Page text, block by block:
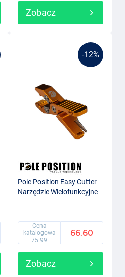
Zobacz
-12%
Pole Position Easy Cutter
Narzędzie Wielofunkcyjne
Cena
katalogowa
75.99
66.60
Zobacz